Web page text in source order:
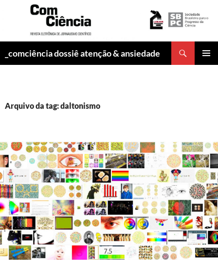
_comciência dossiê atenção & ansiedade
Arquivo da tag: daltonismo